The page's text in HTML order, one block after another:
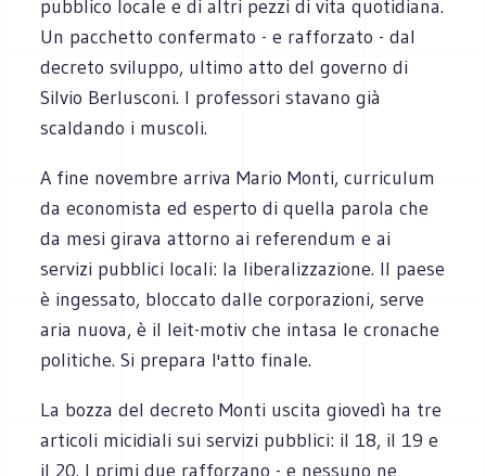
pubblico locale e di altri pezzi di vita quotidiana.
Un pacchetto confermato - e rafforzato - dal
decreto sviluppo, ultimo atto del governo di
Silvio Berlusconi. I professori stavano già
scaldando i muscoli.
A fine novembre arriva Mario Monti, curriculum
da economista ed esperto di quella parola che
da mesi girava attorno ai referendum e ai
servizi pubblici locali: la liberalizzazione. Il paese
è ingessato, bloccato dalle corporazioni, serve
aria nuova, è il leit-motiv che intasa le cronache
politiche. Si prepara l'atto finale.
La bozza del decreto Monti uscita giovedì ha tre
articoli micidiali sui servizi pubblici: il 18, il 19 e
il 20. I primi due rafforzano - e nessuno ne